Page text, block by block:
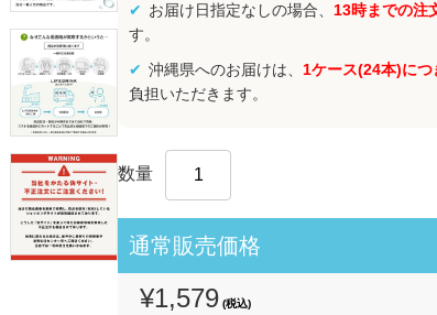
お届け日指定なしの場合、 13時までの注
す。
沖縄県へのお届けは、 1ケース(24本)につ
負担いただきます。
数量
通常販売価格
¥1,579 (税込)